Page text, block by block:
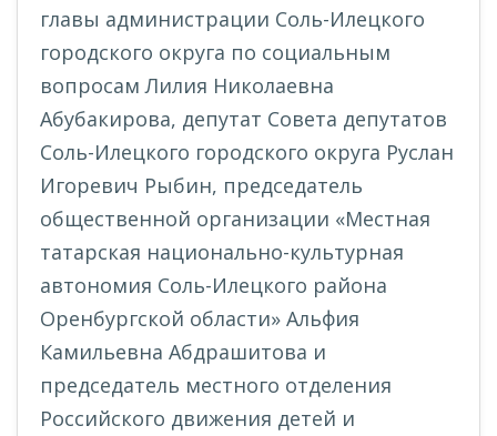
главы администрации Соль-Илецкого
городского округа по социальным
вопросам Лилия Николаевна
Абубакирова, депутат Совета депутатов
Соль-Илецкого городского округа Руслан
Игоревич Рыбин, председатель
общественной организации «Местная
татарская национально-культурная
автономия Соль-Илецкого района
Оренбургской области» Альфия
Камильевна Абдрашитова и
председатель местного отделения
Российского движения детей и